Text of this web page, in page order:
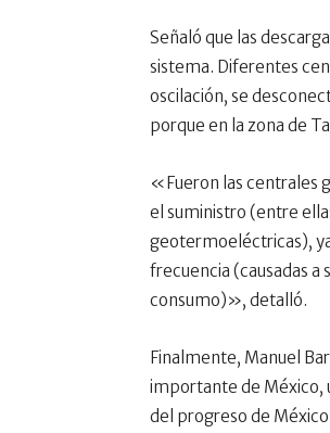
Señaló que las
sistema. Diferentes
oscilación, se
porque en la zona de
«Fueron las centrales
el suministro (entre
geotermoeléctricas),
frecuencia (causadas a
consumo)», detalló.
Finalmente, Manuel
importante de México,
del progreso de